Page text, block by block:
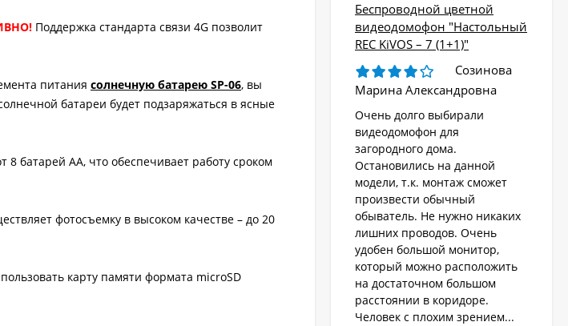
Поддержка стандарта связи 4G позволит
питания солнечную батарею SP-06, вы
батареи будет подзаряжаться в ясные
8 батарей АА, что обеспечивает работу сроком
фотосъемку в высоком качестве – до 20
карту памяти формата microSD
Беспроводной цветной
видеодомофон "Настольный
REC KiVOS – 7 (1+1)"
Созинова
Марина Александровна
Очень долго выбирали
видеодомофон для
загородного дома.
Остановились на данной
модели, т.к. монтаж сможет
произвести обычный
обыватель. Не нужно никаких
лишних проводов. Очень
удобен большой монитор,
который можно расположить
на достаточном большом
расстоянии в коридоре.
Человек с плохим зрением...